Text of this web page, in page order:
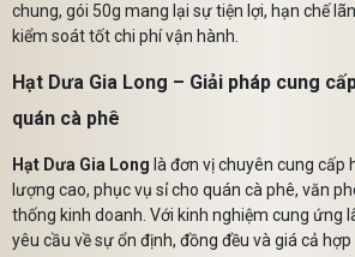
chung, gói 50g mang lại sự tiện lợi, hạn chế
kiểm soát tốt chi phí vận hành.
Hạt Dưa Gia Long – Giải pháp cung
quán cà phê
Hạt Dưa Gia Long là đơn vị chuyên cung
lượng cao, phục vụ sỉ cho quán cà phê, văn
thống kinh doanh. Với kinh nghiệm cung ứng
yêu cầu về sự ổn định, đồng đều và giá cả